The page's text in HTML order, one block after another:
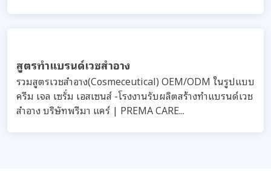
สูตรทำแบรนด์เวชสำอาง
รวมสูตรเวชสำอาง(Cosmeceutical) OEM/ODM ในรูปแบบ
ครีม เจล เซรั่ม เอสเซนส์ -โรงงานรับผลิตสร้างทำแบรนด์เวช
สำอาง บริษัทพรีมา แคร์ | PREMA CARE...